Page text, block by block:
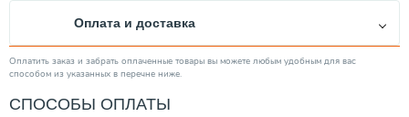
Тип вход. напряжения Трехфазное
Повышение давления
Тип эжектора
Оплата и доставка
Оплатить заказ и забрать оплаченные товары вы можете любым удобным для вас
способом из указанных в перечне ниже.
СПОСОБЫ ОПЛАТЫ